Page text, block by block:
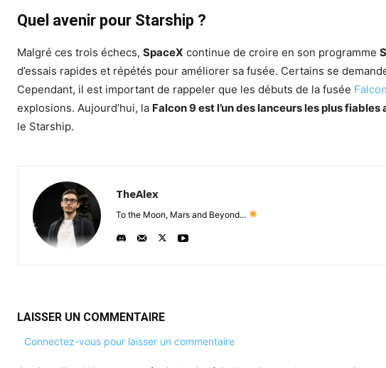
Quel avenir pour Starship ?
Malgré ces trois échecs, SpaceX continue de croire en son programme
d’essais rapides et répétés pour améliorer sa fusée. Certains se
Cependant, il est important de rappeler que les débuts de la fusée
explosions. Aujourd’hui, la Falcon 9 est l’un des lanceurs les plus fiables
le Starship.
TheAlex
To the Moon, Mars and Beyond...
LAISSER UN COMMENTAIRE
Connectez-vous pour laisser un commentaire